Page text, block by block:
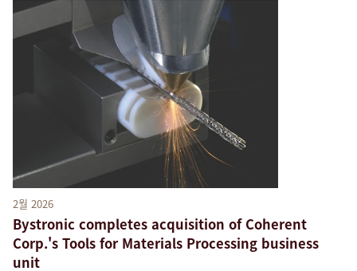
2월 2026
Bystronic completes acquisition of Coherent
Corp.'s Tools for Materials Processing business
unit